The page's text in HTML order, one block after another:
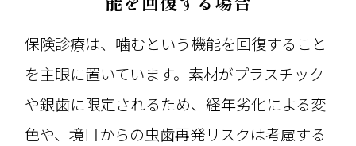
保険診療は、噛むという機能を回復すること
を主眼に置いています。素材がプラスチック
や銀歯に限定されるため、経年劣化による変
色や、境目からの虫歯再発リスクは考慮する